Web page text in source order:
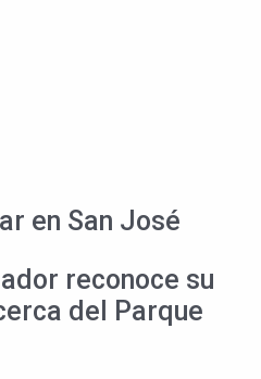
en San José
reconoce su
del Parque